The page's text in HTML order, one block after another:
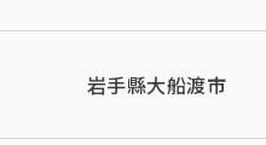
岩手縣大船渡市